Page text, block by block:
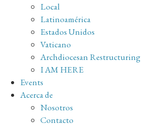
Local
Latinoamérica
Estados Unidos
Vaticano
Archdiocesan Restructuring
I AM HERE
Events
Acerca de
Nosotros
Contacto